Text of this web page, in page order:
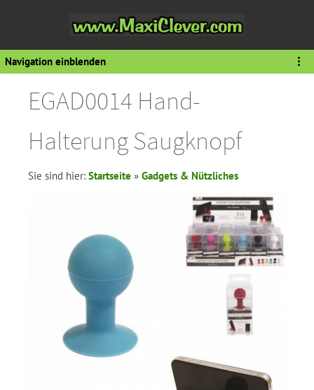
Navigation einblenden
EGAD0014 Hand-
Halterung Saugknopf
Sie sind hier: Startseite » Gadgets & Nützliches